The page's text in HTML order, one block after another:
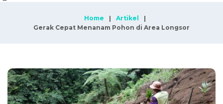
Home
Artikel
Gerak Cepat Menanam Pohon di Area Longsor